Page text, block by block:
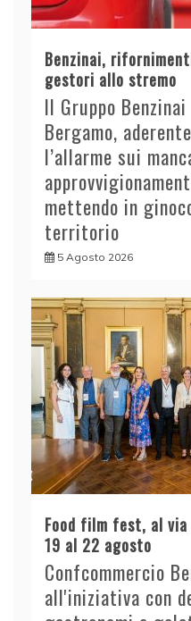
Benzinai,
gestori allo stremo
Il Gruppo
Bergamo,
l’allarme sui
mettendo in
territorio
5 Agosto 2026
Food film fest, al via
19 al 22 agosto
Confcommercio
all'iniziativa con